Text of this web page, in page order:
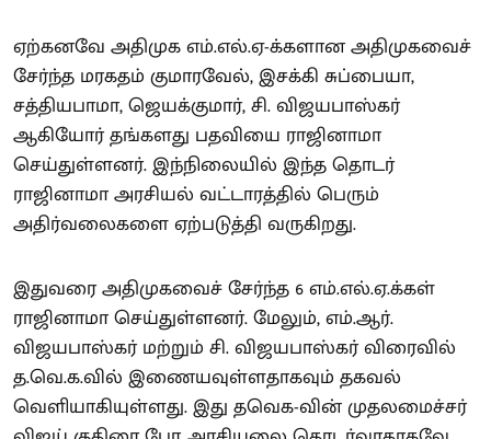
ஏற்கனவே அதிமுக எம்.எல்.ஏ-க்களான அதிமுகவைச்
சேர்ந்த மரகதம் குமாரவேல், இசக்கி சுப்பையா,
சத்தியபாமா, ஜெயக்குமார், சி. விஜயபாஸ்கர்
ஆகியோர் தங்களது பதவியை ராஜினாமா
செய்துள்ளனர். இந்நிலையில் இந்த தொடர்
ராஜினாமா அரசியல் வட்டாரத்தில் பெரும்
அதிர்வலைகளை ஏற்படுத்தி வருகிறது.
இதுவரை அதிமுகவைச் சேர்ந்த 6 எம்.எல்.ஏ.க்கள்
ராஜினாமா செய்துள்ளனர். மேலும், எம்.ஆர்.
விஜயபாஸ்கர் மற்றும் சி. விஜயபாஸ்கர் விரைவில்
த.வெ.க.வில் இணையவுள்ளதாகவும் தகவல்
வெளியாகியுள்ளது. இது தவெக-வின் முதலமைச்சர்